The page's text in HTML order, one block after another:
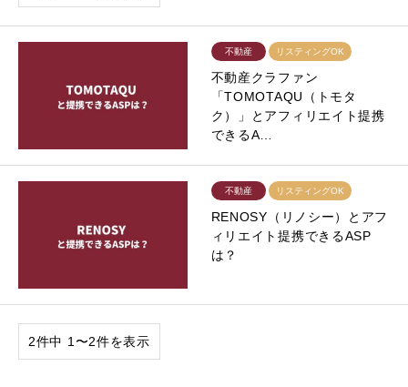
不動産 リスティングOK
不動産クラファン
「TOMOTAQU（トモタ
ク）」とアフィリエイト提携
できるA…
不動産 リスティングOK
RENOSY（リノシー）とアフ
ィリエイト提携できるASP
は？
2件中 1〜2件を表示